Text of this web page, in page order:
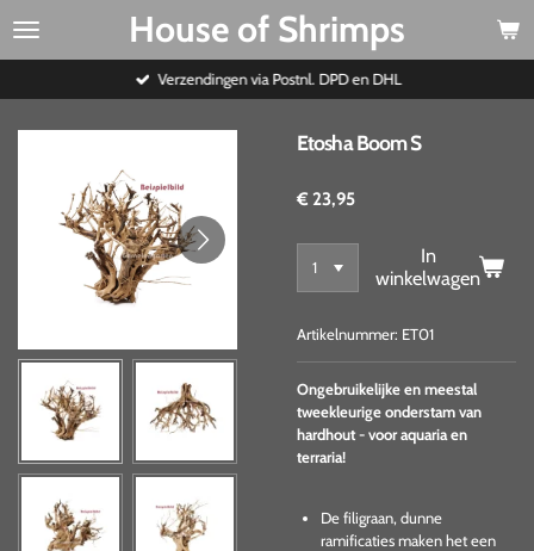
Ga
House of Shrimps
Verzendingen via Postnl. DPD en DHL
Etosha Boom S
€ 23,95
In
winkelwagen
Artikelnummer: ET01
Ongebruikelijke en meestal
tweekleurige onderstam van
hardhout - voor aquaria en
terraria!
De filigraan, dunne
ramificaties maken het een